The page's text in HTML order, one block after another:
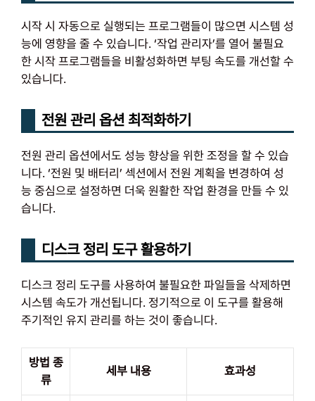
시작 시 자동으로 실행되는 프로그램들이 많으면 시스템 성
능에 영향을 줄 수 있습니다. ‘작업 관리자’를 열어 불필요
한 시작 프로그램들을 비활성화하면 부팅 속도를 개선할 수
있습니다.
전원 관리 옵션 최적화하기
전원 관리 옵션에서도 성능 향상을 위한 조정을 할 수 있습
니다. ‘전원 및 배터리’ 섹션에서 전원 계획을 변경하여 성
능 중심으로 설정하면 더욱 원활한 작업 환경을 만들 수 있
습니다.
디스크 정리 도구 활용하기
디스크 정리 도구를 사용하여 불필요한 파일들을 삭제하면
시스템 속도가 개선됩니다. 정기적으로 이 도구를 활용해
주기적인 유지 관리를 하는 것이 좋습니다.
방법 종
류
세부 내용 효과성